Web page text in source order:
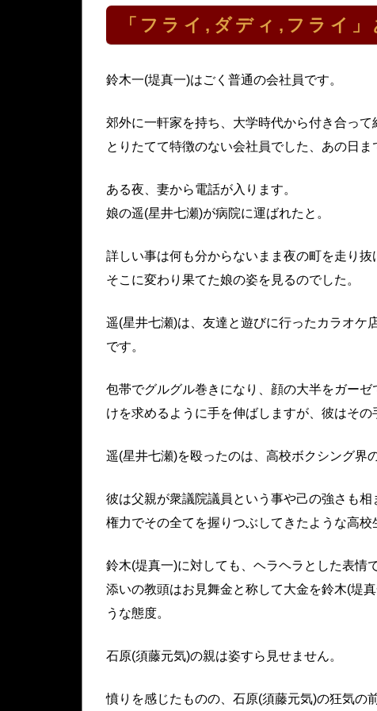
「フライ,ダディ,フライ」
鈴木一(堤真一)はごく普通の会社員です。
郊外に一軒家を持ち、大学時代から付き合っ
とりたてて特徴のない会社員でした、あの日ま
ある夜、妻から電話が入ります。
娘の遥(星井七瀬)が病院に運ばれたと。
詳しい事は何も分からないまま夜の町を走り抜
そこに変わり果てた娘の姿を見るのでした。
遥(星井七瀬)は、友達と遊びに行ったカラオケ
です。
包帯でグルグル巻きになり、顔の大半をガー
けを求めるように手を伸ばしますが、彼はその
遥(星井七瀬)を殴ったのは、高校ボクシング界
彼は父親が衆議院議員という事や己の強さも
権力でその全てを握りつぶしてきたような高校
鈴木(堤真一)に対しても、ヘラヘラとした表情
添いの教頭はお見舞金と称して大金を鈴木(堤
うな態度。
石原(須藤元気)の親は姿すら見せません。
憤りを感じたものの、石原(須藤元気)の狂気の